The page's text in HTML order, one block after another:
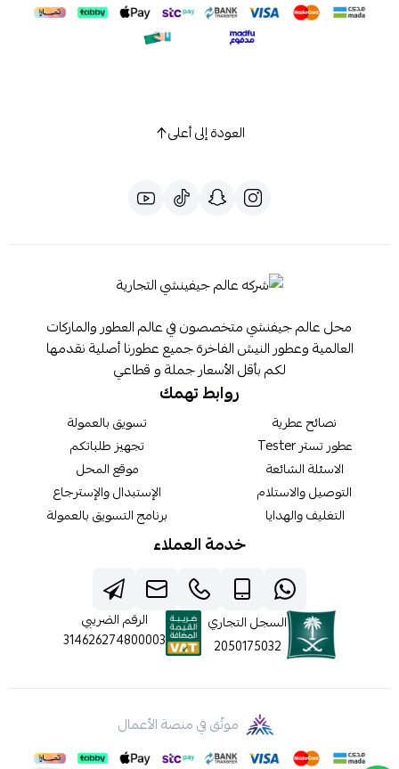
العودة إلى أعلى
محل عالم جيفنشي متخصصون في عالم العطور والماركات
العالمية وعطور النيش الفاخرة جميع عطورنا أصلية نقدمها
لكم بأقل الأسعار جملة و قطاعي
روابط تهمك
نصائح عطرية
عطور تستر Tester
الاسئلة الشائعة
التوصيل والاستلام
التغليف والهدايا
تسويق بالعمولة
تجهيز طلباتكم
موقع المحل
الإستبدال والإسترجاع
برنامج التسويق بالعمولة
خدمة العملاء
السجل التجاري
2050175032
الرقم الضريبي
314626274800003
موثّق في منصة الأعمال